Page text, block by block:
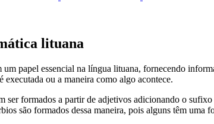
lituana
um papel essencial na língua lituana, fornecendo
executada ou a maneira como algo acontece.
ser formados a partir de adjetivos adicionando o
são formados dessa maneira, pois alguns têm uma